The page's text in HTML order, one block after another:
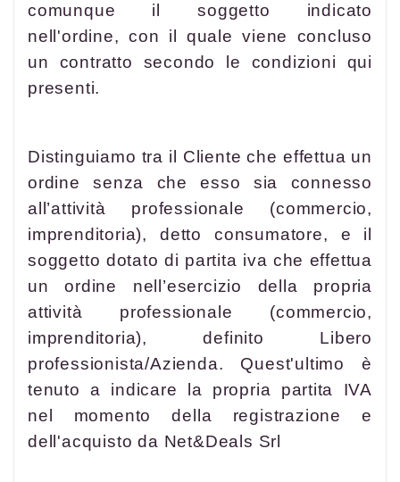
comunque il soggetto indicato
nell'ordine, con il quale viene concluso
un contratto secondo le condizioni qui
presenti.
Distinguiamo tra il Cliente che effettua un
ordine senza che esso sia connesso
all’attività professionale (commercio,
imprenditoria), detto consumatore, e il
soggetto dotato di partita iva che effettua
un ordine nell’esercizio della propria
attività professionale (commercio,
imprenditoria), definito Libero
professionista/Azienda. Quest'ultimo è
tenuto a indicare la propria partita IVA
nel momento della registrazione e
dell'acquisto da Net&Deals Srl